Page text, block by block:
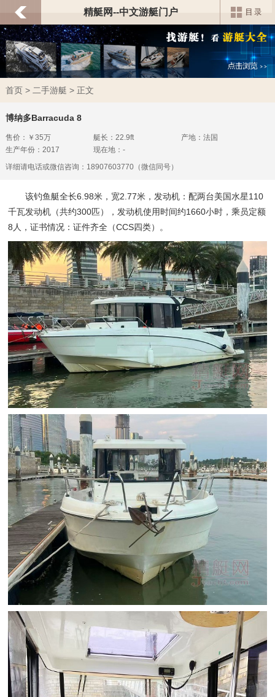
精艇网--中文游艇门户
首页> 二手游艇 > 正文
博纳多Barracuda 8
售价：￥35万 艇长：22.9ft
产地：法国
生产年份：2017
现在地：-
详细请电话或微信咨询：18907603770（微信同号）
该钓鱼艇全长6.98米，宽2.77米，发动机：配两台美国水星110
千瓦发动机（共约300匹）
，发动机使用时间约1660小时，乘员定额
8人，证书情况：证件齐全（CCS四类） 。